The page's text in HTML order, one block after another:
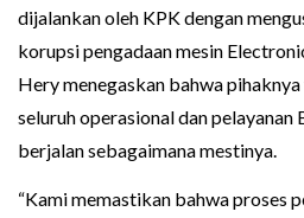
dijalankan oleh KPK dengan
korupsi pengadaan mesin
Hery menegaskan bahwa
seluruh operasional dan pelayanan
berjalan sebagaimana mestinya.
“Kami memastikan bahwa proses